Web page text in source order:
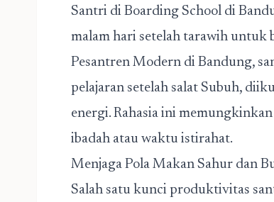
Santri di Boarding School di
malam hari setelah tarawih untuk
Pesantren Modern di Bandung,
pelajaran setelah salat Subuh,
energi. Rahasia ini
ibadah atau waktu istirahat.
Menjaga Pola Makan Sahur dan
Salah satu kunci produktivitas